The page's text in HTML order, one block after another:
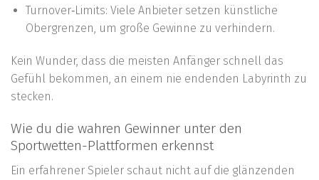
Turnover‑Limits: Viele Anbieter setzen künstliche
Obergrenzen, um große Gewinne zu verhindern.
Kein Wunder, dass die meisten Anfänger schnell das
Gefühl bekommen, an einem nie endenden Labyrinth zu
stecken.
Wie du die wahren Gewinner unter den
Sportwetten-Plattformen erkennst
Ein erfahrener Spieler schaut nicht auf die glänzenden